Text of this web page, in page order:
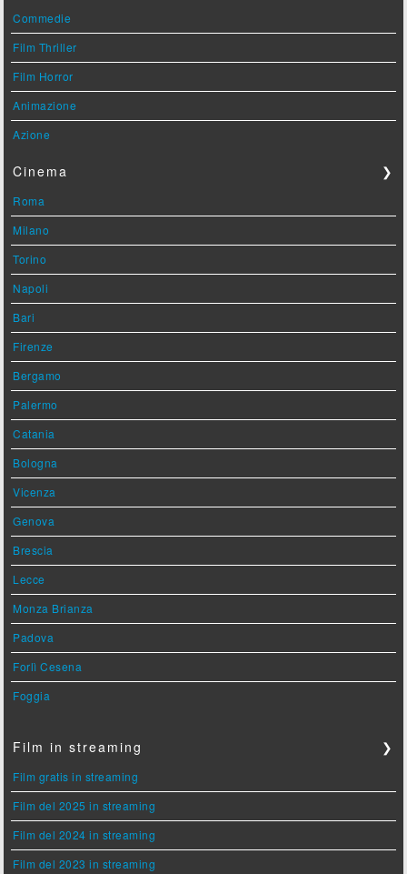
Commedie
Film Thriller
Film Horror
Animazione
Azione
Cinema ❯
Roma
Milano
Torino
Napoli
Bari
Firenze
Bergamo
Palermo
Catania
Bologna
Vicenza
Genova
Brescia
Lecce
Monza Brianza
Padova
Forlì Cesena
Foggia
Film in streaming ❯
Film gratis in streaming
Film del 2025 in streaming
Film del 2024 in streaming
Film del 2023 in streaming